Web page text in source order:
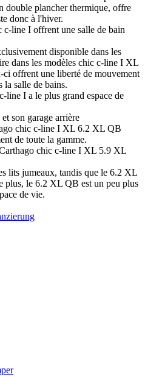
double plancher thermique, offre
donc à l'hiver.
c-line I offrent une salle de bain
disponible dans les
dans les modèles chic c-line I XL
offrent une liberté de mouvement
la salle de bains.
line I a le plus grand espace de
son garage arrière
chic c-line I XL 6.2 XL QB
de toute la gamme.
chic c-line I XL 5.9 XL
lits jumeaux, tandis que le 6.2 XL
plus, le 6.2 XL QB est un peu plus
de vie.